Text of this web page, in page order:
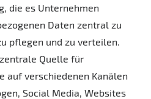
die es Unternehmen
Daten zentral zu
pflegen und zu verteilen.
Quelle für
auf verschiedenen Kanälen
Social Media, Websites